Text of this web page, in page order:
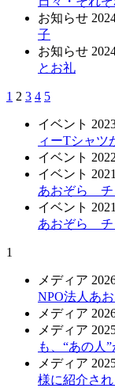
お知らせ
子
お知らせ
とお礼
1 2 3 4 5
イベント
ィーTシャツ
イベント
イベント
あおぞら チ
イベント
あおぞら チ
1
メディア
NPO法人あ
メディア
メディア
も、“あの人
メディア
様に紹介さ